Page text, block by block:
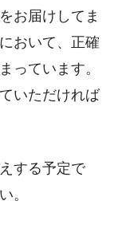
お届けしてま
おいて、正確
っています。
いただければ
する予定で
。